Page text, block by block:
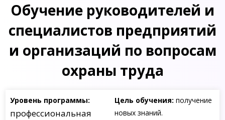
Обучение руководителей и
специалистов предприятий
и организаций по вопросам
охраны труда
Уровень программы:
профессиональная
Цель обучения: получение
новых знаний.